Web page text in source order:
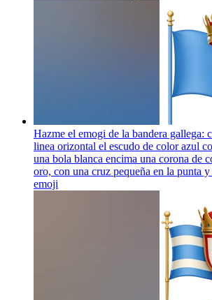
Hazme el emogi de la bandera gallega:
linea orizontal el escudo de color azul
una bola blanca encima una corona de
oro, con una cruz pequeña en la punta
emoji